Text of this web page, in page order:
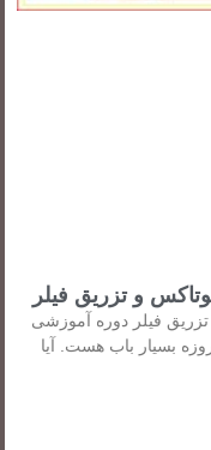
و تزریق فیلر
فیلر دوره آموزشی
بسیار باب هست. آیا